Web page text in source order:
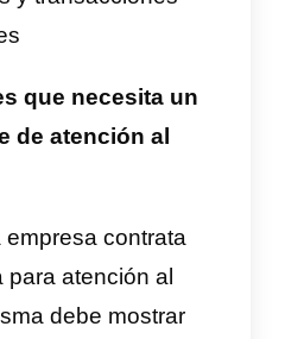
pueda presentar
los deberes de
llamadas y
en los canales